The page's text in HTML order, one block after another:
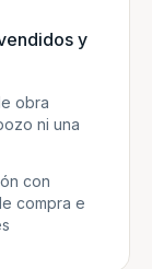
y
obra
ni una
con
compra e